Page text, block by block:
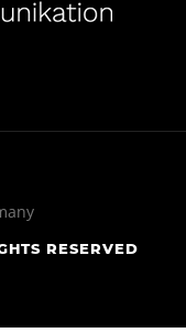
RESERVED